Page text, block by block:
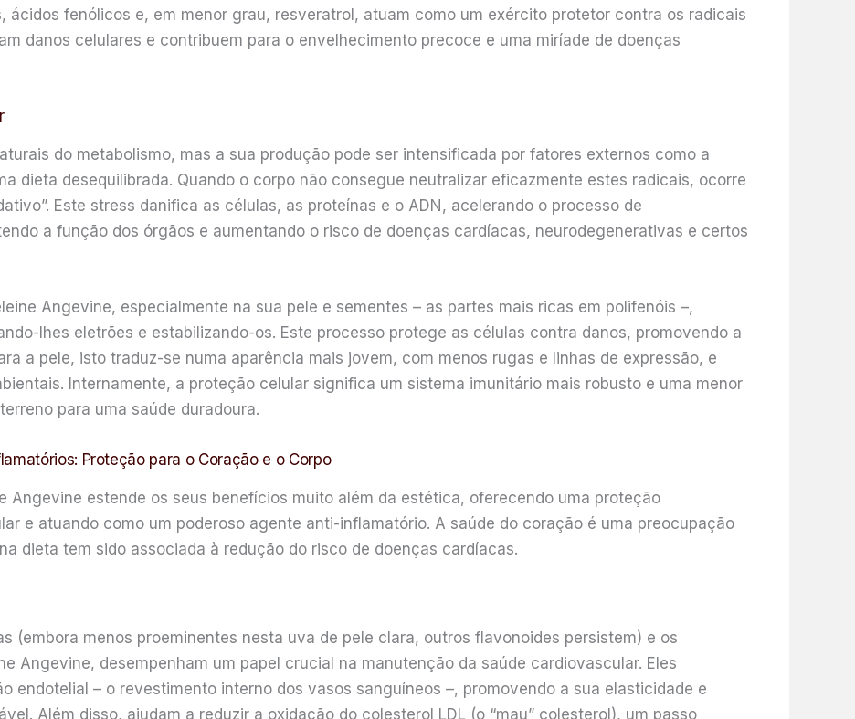
ácidos fenólicos e, em menor grau, resveratrol, atuam como um exército protetor contra os radicais
danos celulares e contribuem para o envelhecimento precoce e uma miríade de doenças
do metabolismo, mas a sua produção pode ser intensificada por fatores externos como a
dieta desequilibrada. Quando o corpo não consegue neutralizar eficazmente estes radicais, ocorre
Este stress danifica as células, as proteínas e o ADN, acelerando o processo de
a função dos órgãos e aumentando o risco de doenças cardíacas, neurodegenerativas e certos
Angevine, especialmente na sua pele e sementes – as partes mais ricas em polifenóis –,
lhes eletrões e estabilizando-os. Este processo protege as células contra danos, promovendo a
a pele, isto traduz-se numa aparência mais jovem, com menos rugas e linhas de expressão, e
Internamente, a proteção celular significa um sistema imunitário mais robusto e uma menor
para uma saúde duradoura.
Proteção para o Coração e o Corpo
Angevine estende os seus benefícios muito além da estética, oferecendo uma proteção
e atuando como um poderoso agente anti-inflamatório. A saúde do coração é uma preocupação
dieta tem sido associada à redução do risco de doenças cardíacas.
(embora menos proeminentes nesta uva de pele clara, outros flavonoides persistem) e os
Angevine, desempenham um papel crucial na manutenção da saúde cardiovascular. Eles
endotelial – o revestimento interno dos vasos sanguíneos –, promovendo a sua elasticidade e
Além disso, ajudam a reduzir a oxidação do colesterol LDL (o “mau” colesterol), um passo